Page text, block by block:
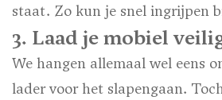
staat. Zo kun je snel ingrijpen
3. Laad je mobiel
We hangen allemaal wel eens
lader voor het slapengaan.